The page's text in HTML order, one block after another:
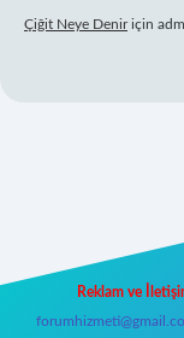
Çiğit Neye Deniriçin
Reklam ve